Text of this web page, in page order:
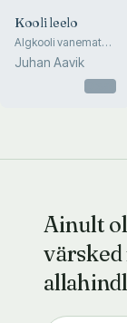
Kooli leelo
Algkooli vanemate
klasside lauluvara
Juhan Aavik
Ainult
värsked